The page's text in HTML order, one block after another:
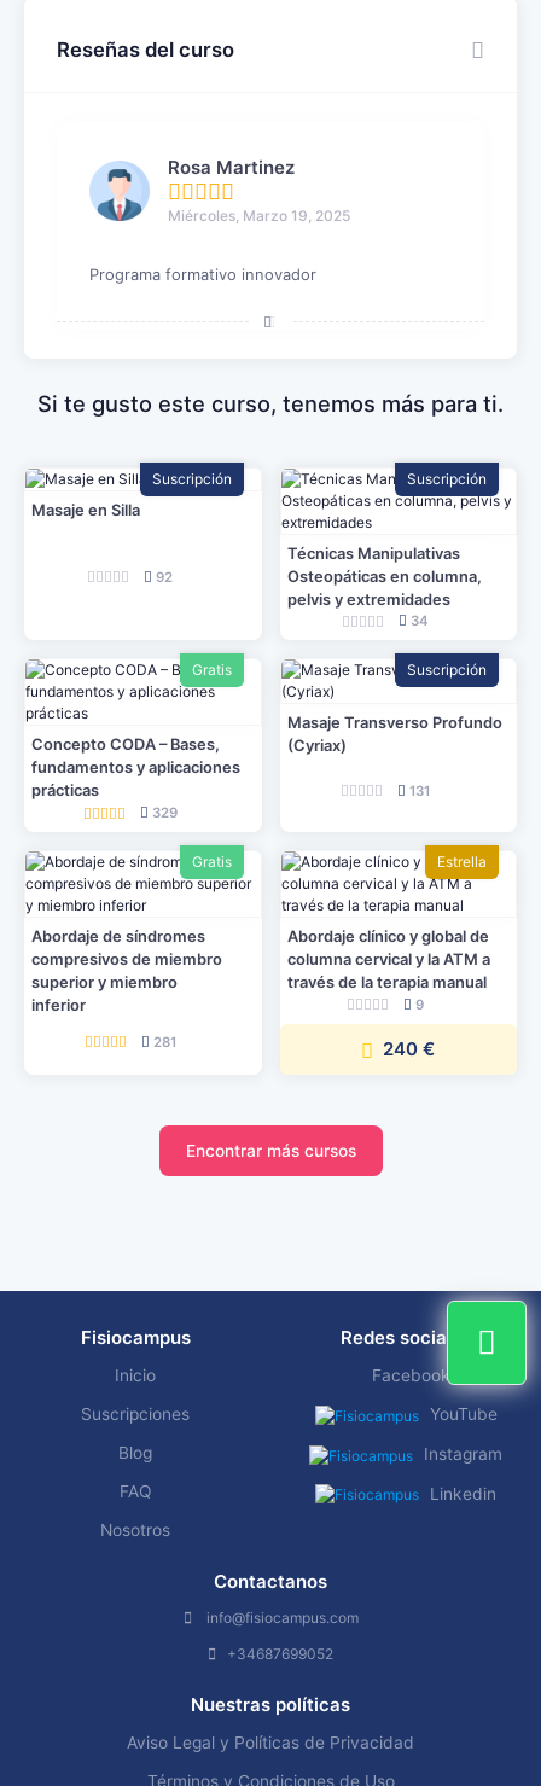
Reseñas del curso
Rosa Martinez
Miércoles, Marzo 19, 2025
Programa formativo innovador
Si te gusto este curso, tenemos más para ti.
Suscripción
Masaje en Silla
92
Suscripción
Técnicas Manipulativas
Osteopáticas en columna,
pelvis y extremidades
34
Gratis
Concepto CODA – Bases,
fundamentos y aplicaciones
prácticas
329
Suscripción
Masaje Transverso Profundo
(Cyriax)
131
Gratis
Abordaje de síndromes
compresivos de miembro
superior y miembro
inferior
281
Estrella
Abordaje clínico y global de
columna cervical y la ATM a
través de la terapia manual
9
240 €
Encontrar más cursos
Fisiocampus
Inicio
Suscripciones
Blog
FAQ
Nosotros
Redes sociales
Facebook
YouTube
Instagram
Linkedin
Contactanos
info@fisiocampus.com
+34687699052
Nuestras políticas
Aviso Legal y Políticas de Privacidad
Términos y Condiciones de Uso